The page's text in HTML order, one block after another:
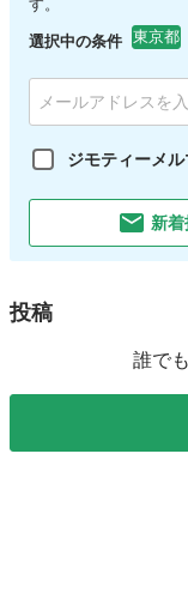
す。
選択中の条件 東京都
ジモティーメ
新着
投稿
誰で